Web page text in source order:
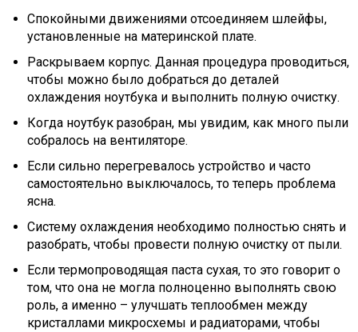
Спокойными движениями отсоединяем шлейфы,
установленные на материнской плате.
Раскрываем корпус. Данная процедура проводиться,
чтобы можно было добраться до деталей
охлаждения ноутбука и выполнить полную очистку.
Когда ноутбук разобран, мы увидим, как много пыли
собралось на вентиляторе.
Если сильно перегревалось устройство и часто
самостоятельно выключалось, то теперь проблема
ясна.
Систему охлаждения необходимо полностью снять и
разобрать, чтобы провести полную очистку от пыли.
Если термопроводящая паста сухая, то это говорит о
том, что она не могла полноценно выполнять свою
роль, а именно – улучшать теплообмен между
кристаллами микросхемы и радиаторами, чтобы